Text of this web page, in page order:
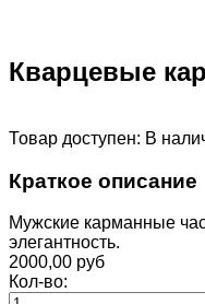
Кварцевые
Товар доступен: В
Краткое описание
Мужские карманные
элегантность.
2000,00 руб
Кол-во: